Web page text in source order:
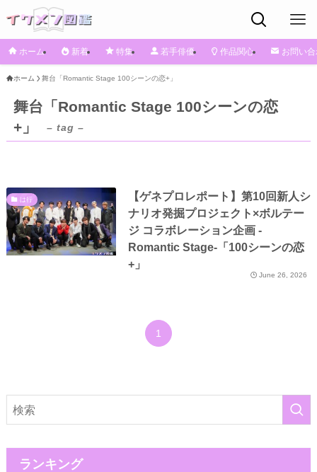
ホーム 新着 特集 若手俳優 作品関心 お問い
ホーム 舞台「Romantic Stage 100シーンの恋+」
舞台「Romantic Stage 100シーンの恋
+」
– tag –
は行
【ゲネプロレポート】第10回新人シ
ナリオ発掘プロジェクト×ボルテー
ジ コラボレーション企画 -
Romantic Stage-「100シーンの恋
+」
June 26, 2026
1
ランキング